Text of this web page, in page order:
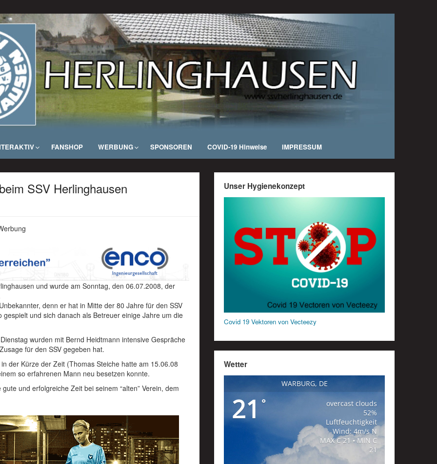
FANSHOP WERBUNG SPONSOREN COVID-19 Hinweise IMPRESSUM
SSV Herlinghausen
und wurde am Sonntag, den 06.07.2008, der
denn er hat in Mitte der 80 Jahre für den SSV
und sich danach als Betreuer einige Jahre um die
wurden mit Bernd Heidtmann intensive Gespräche
für den SSV gegeben hat.
der Kürze der Zeit (Thomas Steiche hatte am 15.06.08
so erfahrenen Mann neu besetzen konnte.
und erfolgreiche Zeit bei seinem “alten” Verein, dem
Unser Hygienekonzept
Covid 19 Vektoren von Vecteezy
Wetter
WARBURG, DE
21 °
overcast clouds
52%
Luftfeuchtigkeit
Wind: 4m/s N
MAX C 21 • MIN C
21